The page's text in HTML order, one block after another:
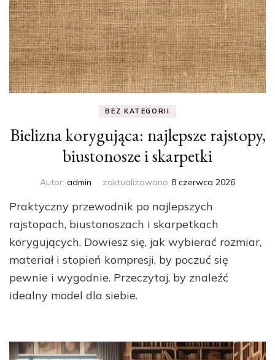
BEZ KATEGORII
Bielizna korygująca: najlepsze rajstopy,
biustonosze i skarpetki
Autor: admin zaktualizowano 8 czerwca 2026
Praktyczny przewodnik po najlepszych
rajstopach, biustonoszach i skarpetkach
korygujących. Dowiesz się, jak wybierać rozmiar,
materiał i stopień kompresji, by poczuć się
pewnie i wygodnie. Przeczytaj, by znaleźć
idealny model dla siebie.